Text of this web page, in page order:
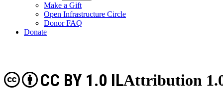
Make a Gift
Open Infrastructure Circle
Donor FAQ
Donate
Attribution
CC BY 1.0 IL